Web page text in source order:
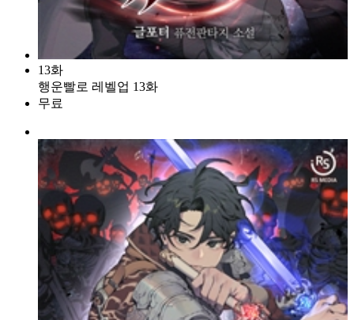
13화
행운빨로 레벨업 13화
무료